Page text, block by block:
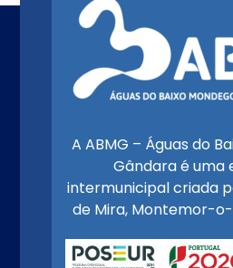
A ABMG – Águas do
Gândara é uma
intermunicipal criada
de Mira, Montemor-o-